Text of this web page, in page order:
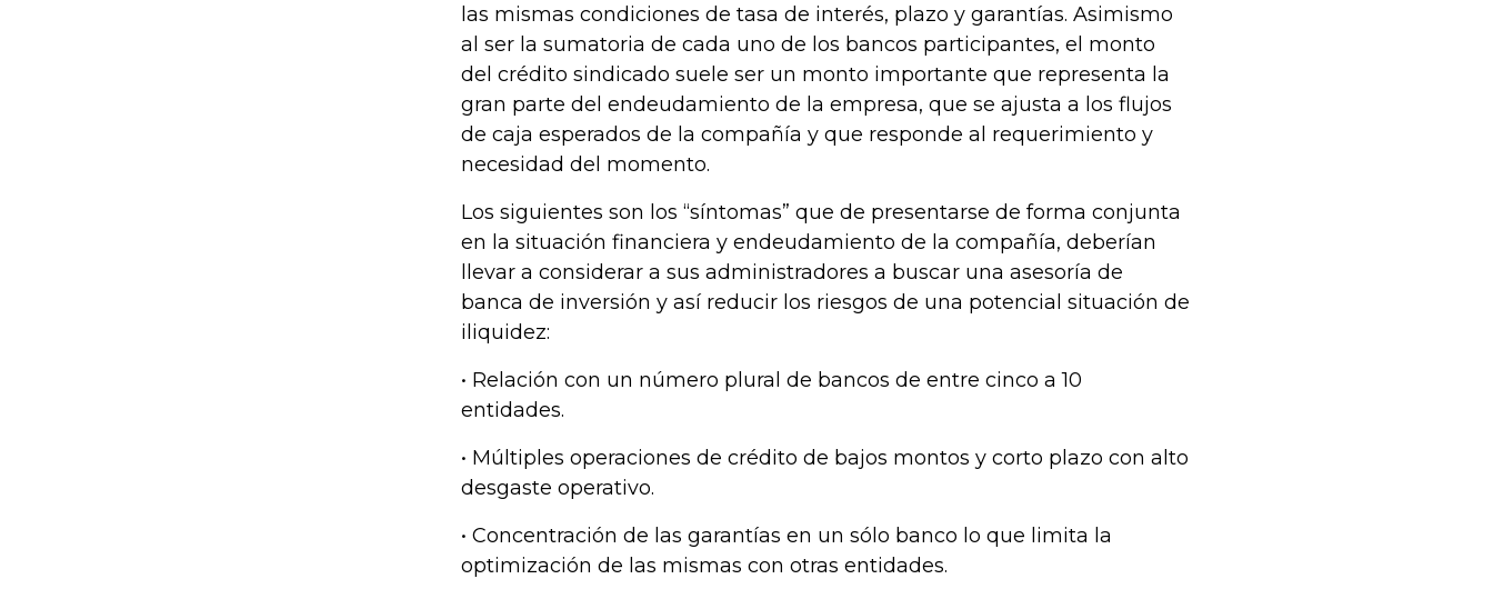
las mismas condiciones de tasa de interés, plazo y garantías. Asimismo
al ser la sumatoria de cada uno de los bancos participantes, el monto
del crédito sindicado suele ser un monto importante que representa la
gran parte del endeudamiento de la empresa, que se ajusta a los flujos
de caja esperados de la compañía y que responde al requerimiento y
necesidad del momento.
Los siguientes son los “síntomas” que de presentarse de forma conjunta
en la situación financiera y endeudamiento de la compañía, deberían
llevar a considerar a sus administradores a buscar una asesoría de
banca de inversión y así reducir los riesgos de una potencial situación de
iliquidez:
• Relación con un número plural de bancos de entre cinco a 10
entidades.
• Múltiples operaciones de crédito de bajos montos y corto plazo con alto
desgaste operativo.
• Concentración de las garantías en un sólo banco lo que limita la
optimización de las mismas con otras entidades.